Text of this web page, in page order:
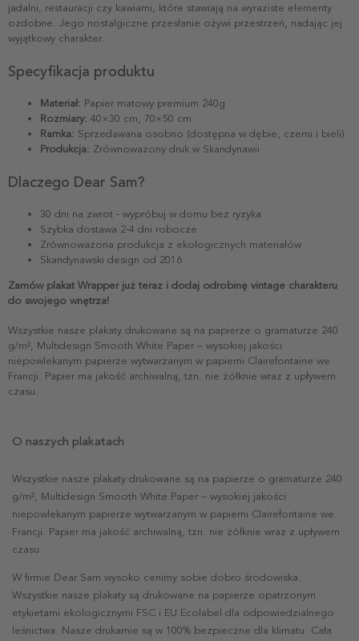
jadalni, restauracji czy kawiarni, które stawiają na wyraziste elementy
ozdobne. Jego nostalgiczne przesłanie ożywi przestrzeń, nadając jej
wyjątkowy charakter.
Specyfikacja produktu
Materiał: Papier matowy premium 240g
Rozmiary: 40×30 cm, 70×50 cm
Ramka: Sprzedawana osobno (dostępna w dębie, czerni i bieli)
Produkcja: Zrównoważony druk w Skandynawii
Dlaczego Dear Sam?
30 dni na zwrot - wypróbuj w domu bez ryzyka
Szybka dostawa 2-4 dni robocze
Zrównoważona produkcja z ekologicznych materiałów
Skandynawski design od 2016
Zamów plakat Wrapper już teraz i dodaj odrobinę vintage charakteru
do swojego wnętrza!
Wszystkie nasze plakaty drukowane są na papierze o gramaturze 240
g/m², Multidesign Smooth White Paper – wysokiej jakości
niepowlekanym papierze wytwarzanym w papierni Clairefontaine we
Francji. Papier ma jakość archiwalną, tzn. nie żółknie wraz z upływem
czasu.
O naszych plakatach
Wszystkie nasze plakaty drukowane są na papierze o gramaturze 240
g/m², Multidesign Smooth White Paper – wysokiej jakości
niepowlekanym papierze wytwarzanym w papierni Clairefontaine we
Francji. Papier ma jakość archiwalną, tzn. nie żółknie wraz z upływem
czasu.
W firmie Dear Sam wysoko cenimy sobie dobro środowiska.
Wszystkie nasze plakaty są drukowane na papierze opatrzonym
etykietami ekologicznymi FSC i EU Ecolabel dla odpowiedzialnego
leśnictwa. Nasze drukarnie są w 100% bezpieczne dla klimatu. Cała